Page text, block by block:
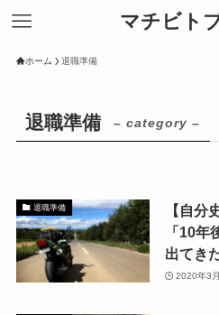
マチビト
ホーム 退職準備
退職準備 – category –
退職準備
【自分
「10
出てきた
2020年3